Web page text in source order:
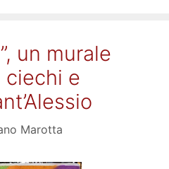
un murale
ciechi e
Marotta